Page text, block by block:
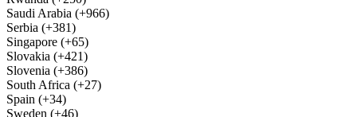
Saudi Arabia (+966)
Serbia (+381)
Singapore (+65)
Slovakia (+421)
Slovenia (+386)
South Africa (+27)
Spain (+34)
Sweden (+46)